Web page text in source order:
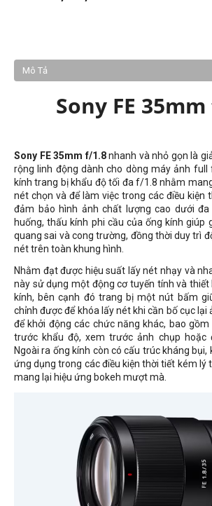
Mô Tả
Sony FE
Sony FE 35mm f/1.8nhanh và nhỏ gọn là
rộng linh động dành cho dòng máy ảnh full
kính trang bị khẩu độ tối đa f/1.8 nhằm
nét chọn và để làm việc trong các điều kiện
đảm bảo hình ảnh chất lượng cao dưới đa
huống, thấu kính phi cầu của ống kính giúp
quang sai và cong trường, đồng thời duy trì
nét trên toàn khung hình.
Nhằm đạt được hiệu suất lấy nét nhạy và
này sử dụng một động cơ tuyến tính và thiết
kính, bên cạnh đó trang bị một nút bấm
chỉnh được để khóa lấy nét khi cần bố cục lại
để khởi động các chức năng khác, bao gồm
trước khẩu độ, xem trước ảnh chụp hoặc
Ngoài ra ống kính còn có cấu trúc kháng bụi,
ứng dụng trong các điều kiện thời tiết kém lý
mang lại hiệu ứng bokeh mượt mà.